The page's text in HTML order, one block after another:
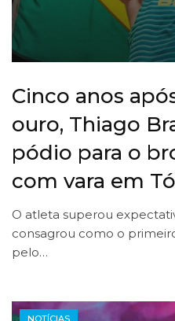
Cinco anos
ouro, Thiago
pódio para o
com vara em
O atleta superou
consagrou como o
pelo…
NOTÍCIAS